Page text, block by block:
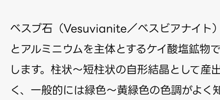
ベスブ石（Vesuvianite／ベスビアナイト
とアルミニウムを主体とするケイ酸塩鉱物
します。柱状〜短柱状の自形結晶として産
く、一般的には緑色〜黄緑色の色調がよく